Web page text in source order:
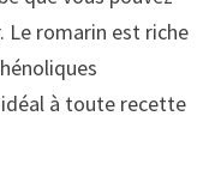
Le romarin est riche
à toute recette